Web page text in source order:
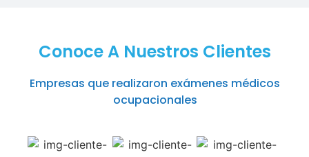
Conoce A Nuestros Clientes
Empresas que realizaron exámenes médicos
ocupacionales